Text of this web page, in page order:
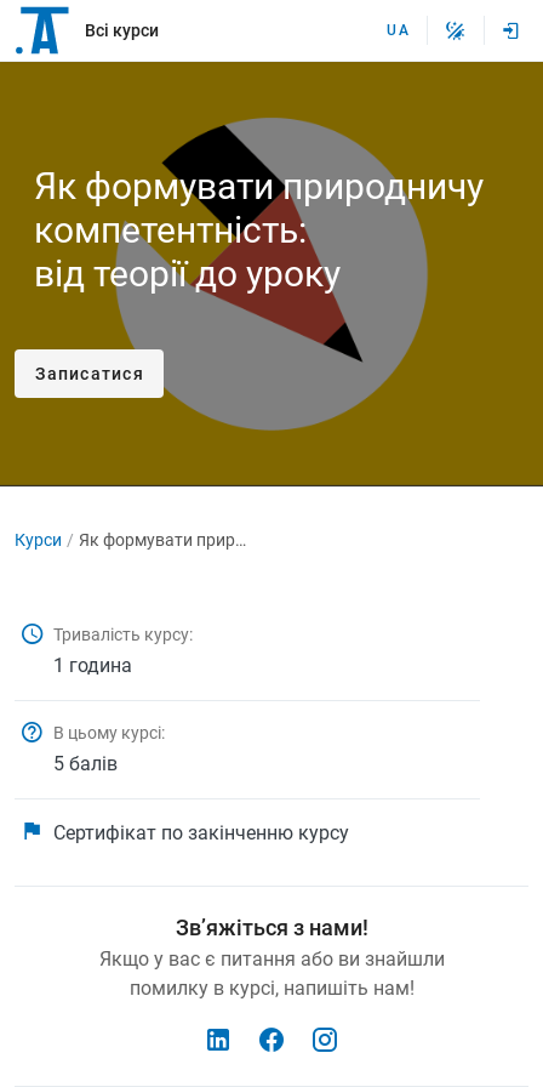
Всі курси UA
Як формувати природничу
компетентність:
від теорії до уроку
Записатися
Курси Як формувати природничу компетентність: від теорії до уроку
Тривалість курсу:
1 година
В цьому курсі:
5 балів
Сертифікат по закінченню курсу
Зв’яжіться з нами!
Якщо у вас є питання або ви знайшли
помилку в курсі, напишіть нам!